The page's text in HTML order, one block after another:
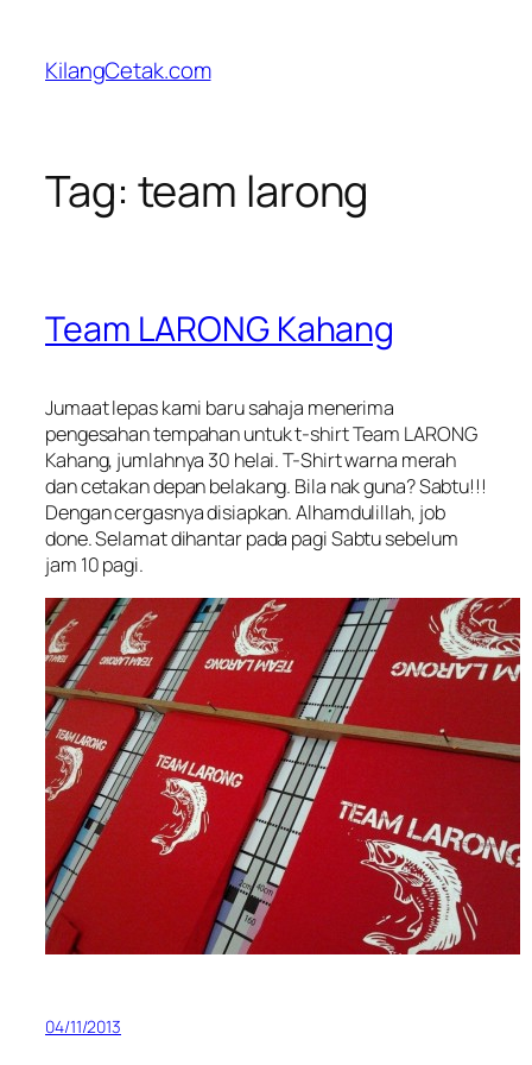
content
KilangCetak.com
Tag: team larong
Team LARONG Kahang
Jumaat lepas kami baru sahaja menerima
pengesahan tempahan untuk t-shirt Team LARONG
Kahang, jumlahnya 30 helai. T-Shirt warna merah
dan cetakan depan belakang. Bila nak guna? Sabtu!!!
Dengan cergasnya disiapkan. Alhamdulillah, job
done. Selamat dihantar pada pagi Sabtu sebelum
jam 10 pagi.
04/11/2013